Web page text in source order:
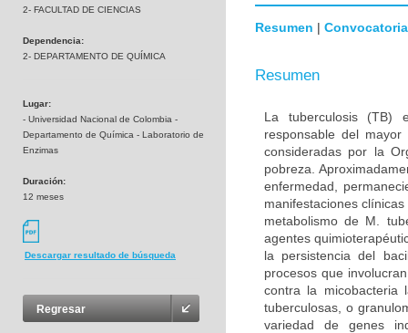
2- FACULTAD DE CIENCIAS
Dependencia:
2- DEPARTAMENTO DE QUÍMICA
Lugar:
- Universidad Nacional de Colombia -
Departamento de Química - Laboratorio de
Enzimas
Duración:
12 meses
Descargar resultado de búsqueda
Regresar
Resumen | Convocatoria
Resumen
La tuberculosis (TB)
responsable del
consideradas por la
pobreza.
enfermedad,
manifestaciones
metabolismo de M.
agentes
la persistencia del
procesos que
contra la micobacteria
tuberculosas, o
variedad de genes